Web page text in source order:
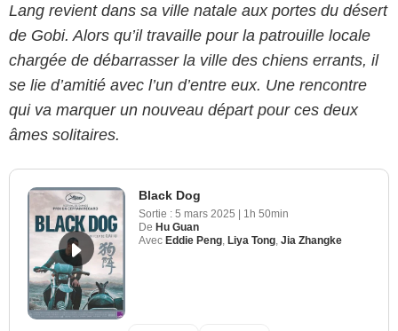
Lang revient dans sa ville natale aux portes du désert
de Gobi. Alors qu’il travaille pour la patrouille locale
chargée de débarrasser la ville des chiens errants, il
se lie d’amitié avec l’un d’entre eux. Une rencontre
qui va marquer un nouveau départ pour ces deux
âmes solitaires.
Black Dog
Sortie : 5 mars 2025 | 1h 50min
De Hu Guan
Avec Eddie Peng Liya Tong Jia Zhangke